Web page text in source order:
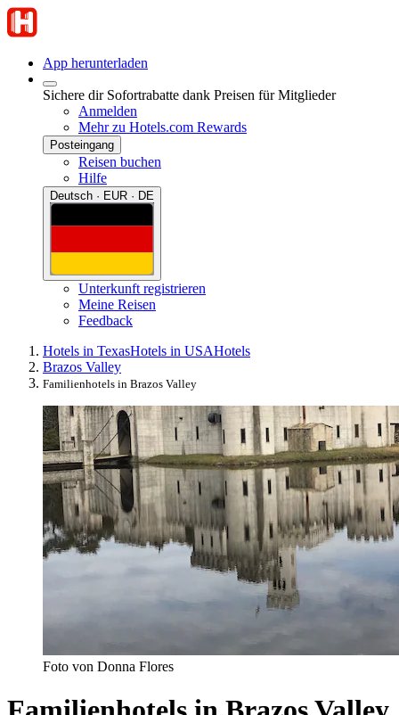
App herunterladen
Sichere dir Sofortrabatte dank Preisen für Mitglieder
Anmelden
Mehr zu Hotels.com Rewards
Posteingang
Reisen buchen
Hilfe
Deutsch · EUR · DE
Unterkunft registrieren
Meine Reisen
Feedback
Hotels in TexasHotels in USAHotels
Brazos Valley
Familienhotels in Brazos Valley
Foto von Donna Flores